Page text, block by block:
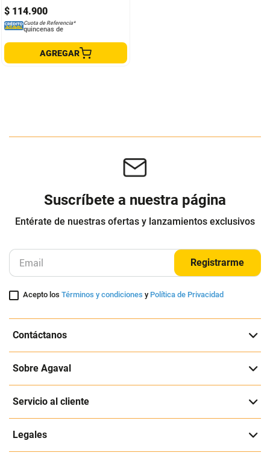
$ 114.900
Cuota de Referencia*
quincenas de
AGREGAR
Suscríbete a nuestra página
Entérate de nuestras ofertas y lanzamientos exclusivos
Registrarme
Acepto losTérminos y condiciones y Política de Privacidad
Contáctanos
Sobre Agaval
Servicio al cliente
Legales